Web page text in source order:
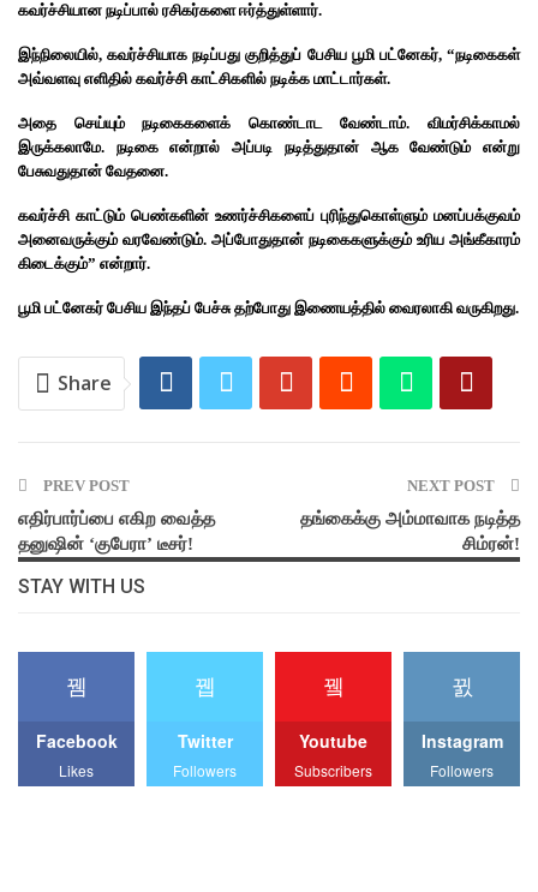
கவர்ச்சியான நடிப்பால் ரசிகர்களை ஈர்த்துள்ளார்.
இந்நிலையில், கவர்ச்சியாக நடிப்பது குறித்துப் பேசிய பூமி பட்னேகர், “நடிகைகள்
அவ்வளவு எளிதில் கவர்ச்சி காட்சிகளில் நடிக்க மாட்டார்கள்.
அதை செய்யும் நடிகைகளைக் கொண்டாட வேண்டாம். விமர்சிக்காமல்
இருக்கலாமே. நடிகை என்றால் அப்படி நடித்துதான் ஆக வேண்டும் என்று
பேசுவதுதான் வேதனை.
கவர்ச்சி காட்டும் பெண்களின் உணர்ச்சிகளைப் புரிந்துகொள்ளும் மனப்பக்குவம்
அனைவருக்கும் வரவேண்டும். அப்போதுதான் நடிகைகளுக்கும் உரிய அங்கீகாரம்
கிடைக்கும்” என்றார்.
பூமி பட்னேகர் பேசிய இந்தப் பேச்சு தற்போது இணையத்தில் வைரலாகி வருகிறது.
Share
PREV POST
எதிர்பார்ப்பை எகிற வைத்த
தனுஷின் ‘குபேரா’ டீசர்!
NEXT POST
தங்கைக்கு அம்மாவாக நடித்த
சிம்ரன்!
STAY WITH US
Facebook
Likes
Twitter
Followers
Youtube
Subscribers
Instagram
Followers